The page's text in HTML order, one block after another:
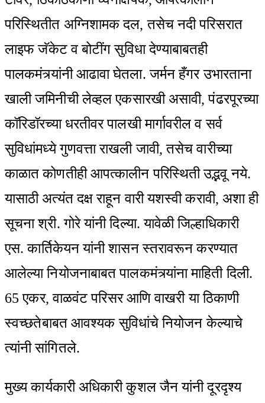
परिस्थितीत अग्निशामक दल, तसेच नदी परिसरात
लाइफ जॅकेट व बोटींग सुविधा देण्याबाबतही
पालकमंत्र्यांनी आढावा घेतला. जर्मन हँगर उभारताना
खाली जमिनीची लेव्हल एकसारखी असावी, पंढरपूरच्या
कॉरिडॉरच्या धरतीवर पालखी मार्गावरील व सर्व
सुविधांमध्ये गुणवत्ता राखली जावी, तसेच वारीच्या
काळात कोणतीही आपत्कालीन परिस्थिती उद्भवू नये.
यासाठी अत्यंत दक्ष राहून वारी यशस्वी करावी, अशा ही
सूचना श्री. गोरे यांनी दिल्या. यावेळी जिल्हाधिकारी
एस. कार्तिकेयन यांनी शासन स्तरावरून करण्यात
आलेल्या नियोजनाबाबत पालकमंत्र्यांना माहिती दिली.
65 एकर, वाळवंट परिसर आणि वाखरी या ठिकाणी
स्वच्छतेबाबत आवश्यक सुविधांचे नियोजन केल्याचे
त्यांनी सांगितले.
मुख्य कार्यकारी अधिकारी कुशल जैन यांनी दूरदृश्य